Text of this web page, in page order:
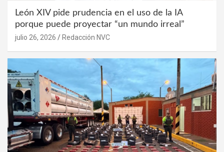
León XIV pide prudencia en el uso de la IA
porque puede proyectar “un mundo irreal”
julio 26, 2026 Redacción NVC